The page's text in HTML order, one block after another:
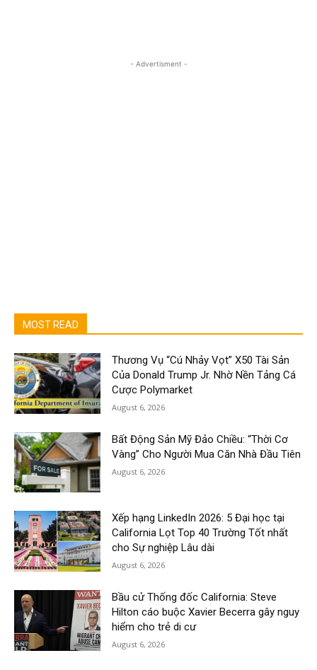
- Advertisment -
MOST READ
Thương Vụ “Cú Nhảy Vọt” X50 Tài Sản
Của Donald Trump Jr. Nhờ Nền Tảng Cá
Cược Polymarket
August 6, 2026
Bất Động Sản Mỹ Đảo Chiều: “Thời Cơ
Vàng” Cho Người Mua Căn Nhà Đầu Tiên
August 6, 2026
Xếp hạng LinkedIn 2026: 5 Đại học tại
California Lọt Top 40 Trường Tốt nhất
cho Sự nghiệp Lâu dài
August 6, 2026
Bầu cử Thống đốc California: Steve
Hilton cáo buộc Xavier Becerra gây nguy
hiểm cho trẻ di cư
August 6, 2026